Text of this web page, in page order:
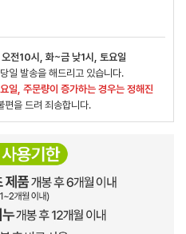
오전10시, 화~금 낮1시, 토요일
일 발송을 해드리고 있습니다.
일, 주문량이 증가하는 경우는 정해진
편을 드려 죄송합니다.